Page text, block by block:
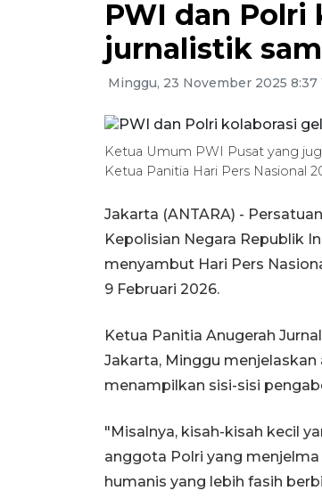
PWI dan Polri
jurnalistik
Minggu, 23 November 2025 8:37
Ketua Umum PWI Pusat yang
Ketua Panitia Hari Pers Nasional
Jakarta (ANTARA) -
Kepolisian Negara Republik
menyambut Hari Pers
9 Februari 2026.
Ketua Panitia Anugerah
Jakarta, Minggu
menampilkan sisi-sisi
"Misalnya, kisah-kisah kecil
anggota Polri yang
humanis yang lebih fasih